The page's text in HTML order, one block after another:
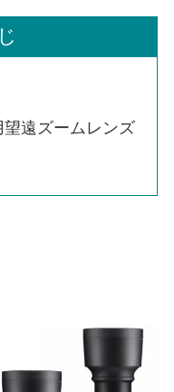
遠ズームレンズ